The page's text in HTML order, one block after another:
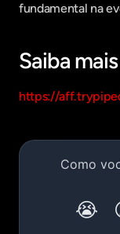
fundamental na
Saiba mais
https://